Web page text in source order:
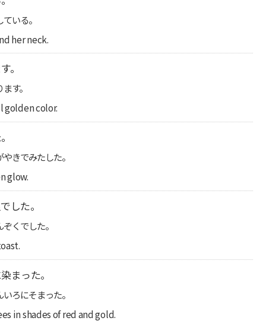
いる。
her neck.
。
す。
golden color.
きでみたした。
glow.
した。
くでした。
まった。
ろにそまった。
in shades of red and gold.